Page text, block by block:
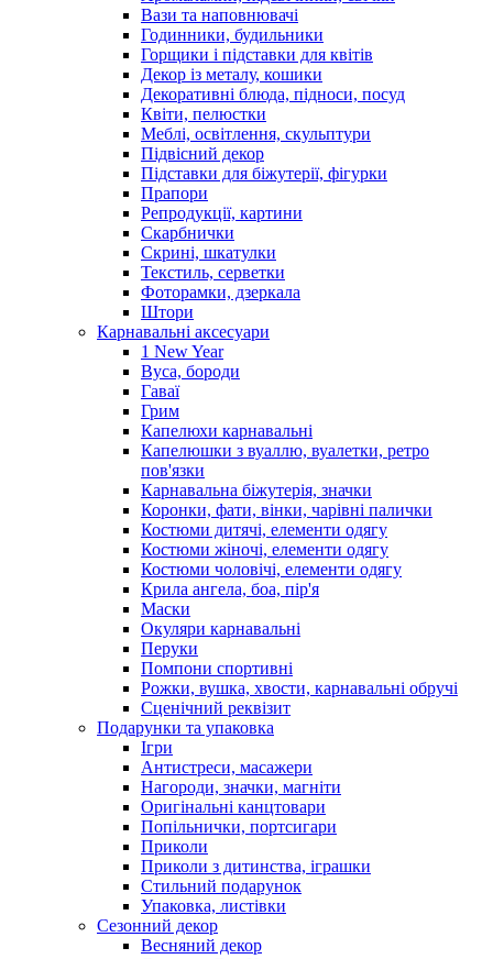
Вази та наповнювачі
Годинники, будильники
Горщики і підставки для квітів
Декор із металу, кошики
Декоративні блюда, підноси, посуд
Квіти, пелюстки
Меблі, освітлення, скульптури
Підвісний декор
Підставки для біжутерії, фігурки
Прапори
Репродукції, картини
Скарбнички
Скрині, шкатулки
Текстиль, серветки
Фоторамки, дзеркала
Штори
Карнавальні аксесуари
1 New Year
Вуса, бороди
Гаваї
Грим
Капелюхи карнавальні
Капелюшки з вуаллю, вуалетки, ретро
пов'язки
Карнавальна біжутерія, значки
Коронки, фати, вінки, чарівні палички
Костюми дитячі, елементи одягу
Костюми жіночі, елементи одягу
Костюми чоловічі, елементи одягу
Крила ангела, боа, пір'я
Маски
Окуляри карнавальні
Перуки
Помпони спортивні
Рожки, вушка, хвости, карнавальні обручі
Сценічний реквізит
Подарунки та упаковка
Ігри
Антистреси, масажери
Нагороди, значки, магніти
Оригінальні канцтовари
Попільнички, портсигари
Приколи
Приколи з дитинства, іграшки
Стильний подарунок
Упаковка, листівки
Сезонний декор
Весняний декор